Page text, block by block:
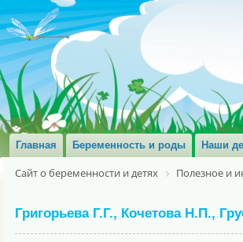
Главная Беременность и роды Наши
Сайт о беременности и детях Полезное и
Григорьева Г.Г., Кочетова Н.П.,